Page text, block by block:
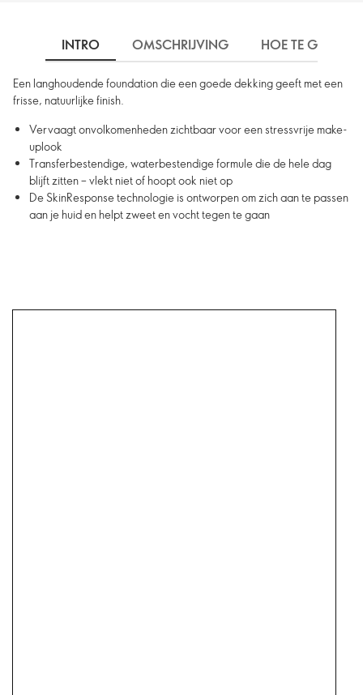
INTRO OMSCHRIJVING HOE TE
Een langhoudende foundation die een goede dekking geeft met een
frisse, natuurlijke finish.
Vervaagt onvolkomenheden zichtbaar voor een stressvrije make-
uplook
Transferbestendige, waterbestendige formule die de hele dag
blijft zitten – vlekt niet of hoopt ook niet op
De SkinResponse technologie is ontworpen om zich aan te passen
aan je huid en helpt zweet en vocht tegen te gaan